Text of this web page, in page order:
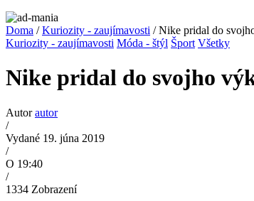
Doma /Kuriozity - zaujímavosti / Nike pridal do
Kuriozity - zaujímavosti Móda - štýl Šport Všetky
Nike pridal do svojho
Autorautor
/
Vydané 19. júna 2019
/
O 19:40
/
1334 Zobrazení